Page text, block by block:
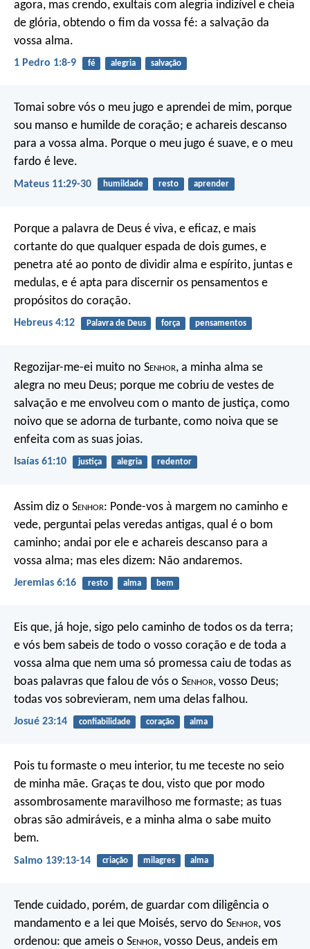
agora, mas crendo, exultais com alegria indizível e cheia
de glória, obtendo o fim da vossa fé: a salvação da
vossa alma.
1 Pedro 1:8-9 fé alegria salvação
Tomai sobre vós o meu jugo e aprendei de mim, porque
sou manso e humilde de coração; e achareis descanso
para a vossa alma. Porque o meu jugo é suave, e o meu
fardo é leve.
Mateus 11:29-30 humildade resto aprender
Porque a palavra de Deus é viva, e eficaz, e mais
cortante do que qualquer espada de dois gumes, e
penetra até ao ponto de dividir alma e espírito, juntas e
medulas, e é apta para discernir os pensamentos e
propósitos do coração.
Hebreus 4:12 Palavra de Deus força pensamentos
Regozijar-me-ei muito no Senhor, a minha alma se
alegra no meu Deus; porque me cobriu de vestes de
salvação e me envolveu com o manto de justiça, como
noivo que se adorna de turbante, como noiva que se
enfeita com as suas joias.
Isaías 61:10 justiça alegria redentor
Assim diz o Senhor: Ponde-vos à margem no caminho e
vede, perguntai pelas veredas antigas, qual é o bom
caminho; andai por ele e achareis descanso para a
vossa alma; mas eles dizem: Não andaremos.
Jeremias 6:16 resto alma bem
Eis que, já hoje, sigo pelo caminho de todos os da terra;
e vós bem sabeis de todo o vosso coração e de toda a
vossa alma que nem uma só promessa caiu de todas as
boas palavras que falou de vós o Senhor, vosso Deus;
todas vos sobrevieram, nem uma delas falhou.
Josué 23:14 confiabilidade coração alma
Pois tu formaste o meu interior, tu me teceste no seio
de minha mãe. Graças te dou, visto que por modo
assombrosamente maravilhoso me formaste; as tuas
obras são admiráveis, e a minha alma o sabe muito
bem.
Salmo 139:13-14 criação milagres alma
Tende cuidado, porém, de guardar com diligência o
mandamento e a lei que Moisés, servo do Senhor, vos
ordenou: que ameis o Senhor, vosso Deus, andeis em